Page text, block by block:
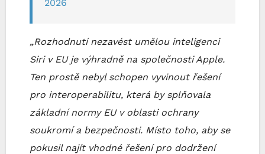
2026
„Rozhodnutí nezavést umělou inteligenci
Siri v EU je výhradně na společnosti Apple.
Ten prostě nebyl schopen vyvinout řešení
pro interoperabilitu, která by splňovala
základní normy EU v oblasti ochrany
soukromí a bezpečnosti. Místo toho, aby se
pokusil najít vhodné řešení pro dodržení